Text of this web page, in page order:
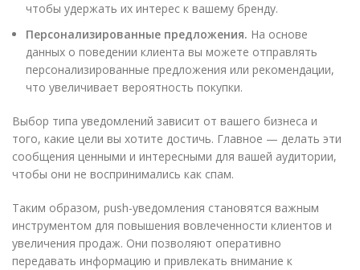
чтобы удержать их интерес к вашему бренду.
Персонализированные предложения. На основе
данных о поведении клиента вы можете отправлять
персонализированные предложения или рекомендации,
что увеличивает вероятность покупки.
Выбор типа уведомлений зависит от вашего бизнеса и
того, какие цели вы хотите достичь. Главное — делать эти
сообщения ценными и интересными для вашей аудитории,
чтобы они не воспринимались как спам.
Таким образом, push-уведомления становятся важным
инструментом для повышения вовлеченности клиентов и
увеличения продаж. Они позволяют оперативно
передавать информацию и привлекать внимание к